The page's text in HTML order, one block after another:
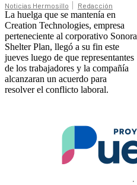
Noticias Hermosillo Redacción
La huelga que se mantenía en
Creation Technologies, empresa
perteneciente al corporativo Sonora
Shelter Plan, llegó a su fin este
jueves luego de que representantes
de los trabajadores y la compañía
alcanzaran un acuerdo para
resolver el conflicto laboral.
.